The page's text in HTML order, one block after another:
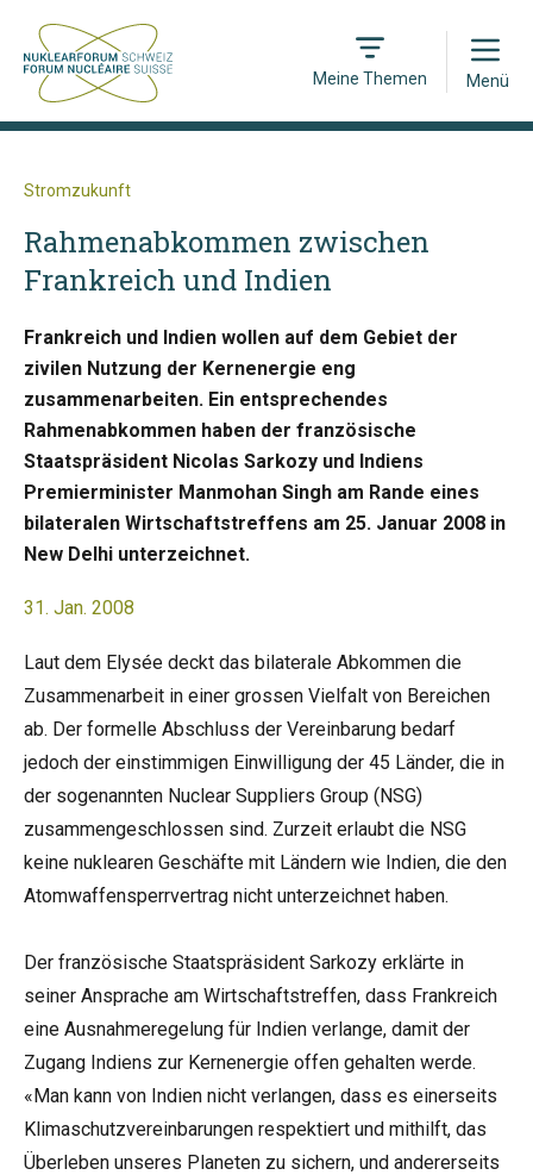
Meine Themen
Open
Menü
Stromzukunft
Rahmenabkommen zwischen
Frankreich und Indien
Frankreich und Indien wollen auf dem Gebiet der
zivilen Nutzung der Kernenergie eng
zusammenarbeiten. Ein entsprechendes
Rahmenabkommen haben der französische
Staatspräsident Nicolas Sarkozy und Indiens
Premierminister Manmohan Singh am Rande eines
bilateralen Wirtschaftstreffens am 25. Januar 2008 in
New Delhi unterzeichnet.
31. Jan. 2008
Laut dem Elysée deckt das bilaterale Abkommen die
Zusammenarbeit in einer grossen Vielfalt von Bereichen
ab. Der formelle Abschluss der Vereinbarung bedarf
jedoch der einstimmigen Einwilligung der 45 Länder, die in
der sogenannten Nuclear Suppliers Group (NSG)
zusammengeschlossen sind. Zurzeit erlaubt die NSG
keine nuklearen Geschäfte mit Ländern wie Indien, die den
Atomwaffensperrvertrag nicht unterzeichnet haben.
Der französische Staatspräsident Sarkozy erklärte in
seiner Ansprache am Wirtschaftstreffen, dass Frankreich
eine Ausnahmeregelung für Indien verlange, damit der
Zugang Indiens zur Kernenergie offen gehalten werde.
«Man kann von Indien nicht verlangen, dass es einerseits
Klimaschutzvereinbarungen respektiert und mithilft, das
Überleben unseres Planeten zu sichern, und andererseits